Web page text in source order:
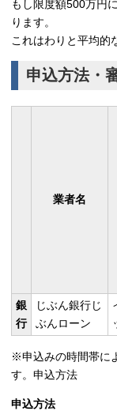
もし限度額500万円
ります。
これはわりと平均的
申込方法・
業者名
銀
行
じぶん銀行じ
ぶんローン
※申込みの時間帯に
す。申込方法
申込方法